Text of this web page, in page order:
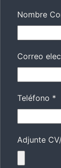
Nombre
Correo
Teléfono *
Adjunte